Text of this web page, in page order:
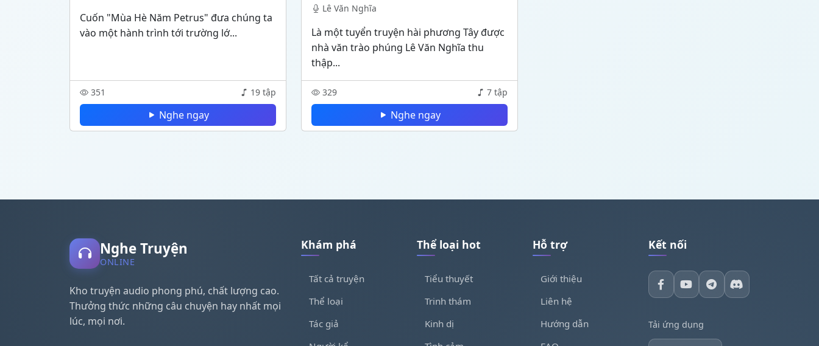
Cuốn "Mùa Hè Năm Petrus" đưa chúng ta
vào một hành trình tới trường lớ...
351 19 tập
Nghe ngay
Lê Văn Nghĩa
Là một tuyển truyện hài phương Tây được
nhà văn trào phúng Lê Văn Nghĩa thu
thập...
329 7 tập
Nghe ngay
Nghe Truyện
ONLINE
Kho truyện audio phong phú, chất lượng cao.
Thưởng thức những câu chuyện hay nhất mọi
lúc, mọi nơi.
Khám phá
Tất cả truyện
Thể loại
Tác giả
Thể loại hot
Tiểu thuyết
Trinh thám
Kinh dị
Hỗ trợ
Giới thiệu
Liên hệ
Hướng dẫn
Kết nối
Tải ứng dụng